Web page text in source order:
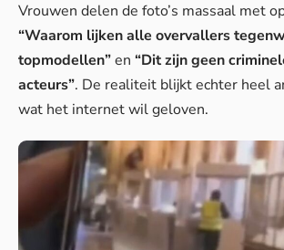
Vrouwen delen de foto’s massaal met
“Waarom lijken alle overvallers
topmodellen”en “Dit zijn geen
acteurs”. De realiteit blijkt echter heel
wat het internet wil geloven.